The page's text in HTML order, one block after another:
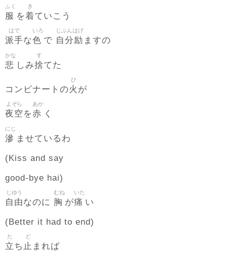
服
ふく
を着
き
ていこう
派手
はで
な色
いろ
で 自分励
じぶんはげ
ますの
悲
かな
しみ捨
す
てた
コンビナートの火
ひ
が
夜空
よぞら
を赤
あか
く
滲
にじ
ませているわ
(Kiss and say
good-bye hai)
自由
じゆう
なのに 胸
むね
が痛
いた
い
(Better it had to end)
立
た
ち止
ど
まれば